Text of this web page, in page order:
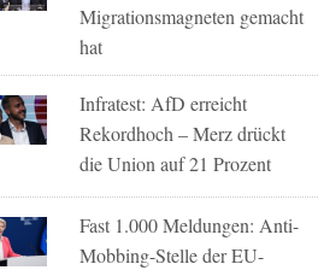
Migrationsmagneten gemacht
hat
Infratest: AfD erreicht
Rekordhoch – Merz drückt
die Union auf 21 Prozent
Fast 1.000 Meldungen: Anti-
Mobbing-Stelle der EU-